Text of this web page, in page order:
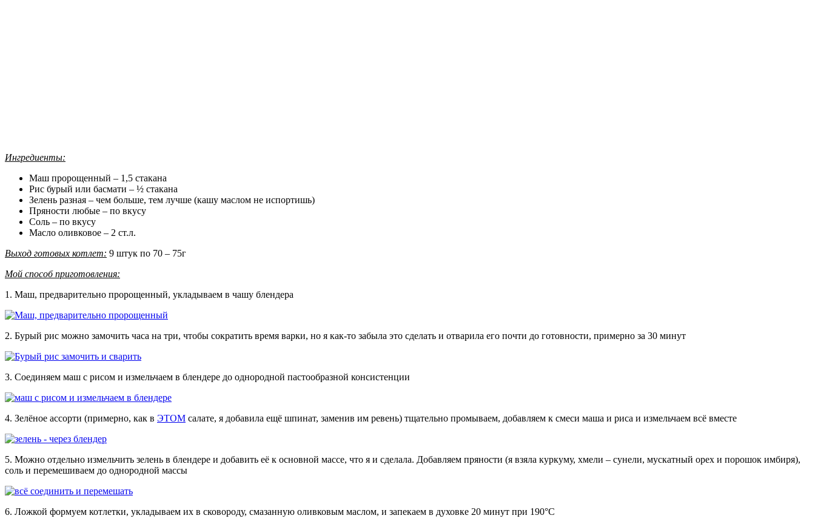
Ингредиенты:
Маш пророщенный – 1,5 стакана
Рис бурый или басмати – ½ стакана
Зелень разная – чем больше, тем лучше (кашу маслом не испортишь)
Пряности любые – по вкусу
Соль – по вкусу
Масло оливковое – 2 ст.л.
Выход готовых котлет: 9 штук по 70 – 75г
Мой способ приготовления:
1. Маш, предварительно пророщенный, укладываем в чашу блендера
2. Бурый рис можно замочить часа на три, чтобы сократить время варки, но я как-то забыла это сделать и отварила его почти до готовности, примерно за 30 минут
3. Соединяем маш с рисом и измельчаем в блендере до однородной пастообразной консистенции
4. Зелёное ассорти (примерно, как в ЭТОМ салате, я добавила ещё шпинат, заменив им ревень) тщательно промываем, добавляем к смеси маша и риса и измельчаем всё вместе
5. Можно отдельно измельчить зелень в блендере и добавить её к основной массе, что я и сделала. Добавляем пряности (я взяла куркуму, хмели – сунели, мускатный орех и порошок имбиря),
соль и перемешиваем до однородной массы
6. Ложкой формуем котлетки, укладываем их в сковороду, смазанную оливковым маслом, и запекаем в духовке 20 минут при 190°С